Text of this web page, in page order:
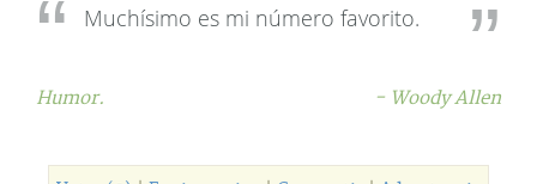
Muchísimo es mi número favorito.
Humor. - Woody Allen